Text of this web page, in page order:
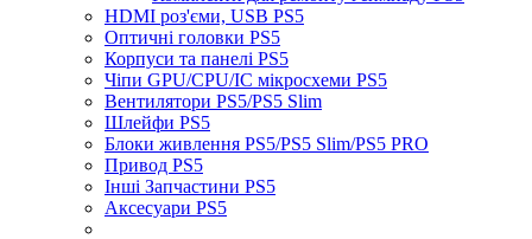
HDMI роз'єми, USB PS5
Оптичні головки PS5
Корпуси та панелі PS5
Чіпи GPU/CPU/IC мікросхеми PS5
Вентилятори PS5/PS5 Slim
Шлейфи PS5
Блоки живлення PS5/PS5 Slim/PS5 PRO
Привод PS5
Інші Запчастини PS5
Аксесуари PS5